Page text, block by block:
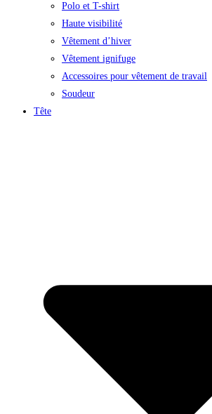
Polo et T-shirt
Haute visibilité
Vêtement d’hiver
Vêtement ignifuge
Accessoires pour vêtement de travail
Soudeur
Tête